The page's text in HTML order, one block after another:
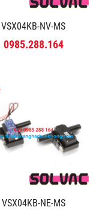
VSX04KB-NV-MS
0985.288.164
VSX04KB-NE-MS